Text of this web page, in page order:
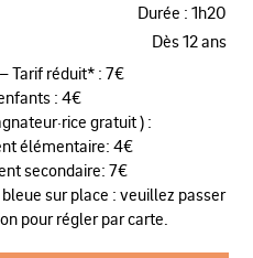
Durée : 1h20
Dès 12 ans
Tarif réduit* : 7€
: 4€
gratuit ) :
élémentaire: 4€
secondaire: 7€
sur place : veuillez passer
pour régler par carte.